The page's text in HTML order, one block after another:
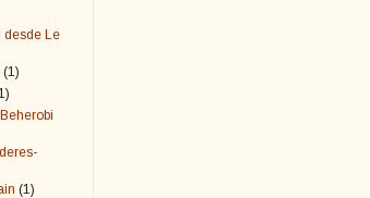
desde Le
(1)
(1)